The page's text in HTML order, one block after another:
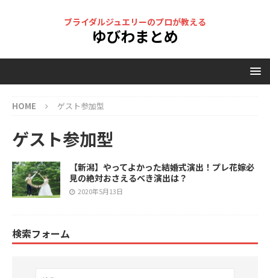
ブライダルジュエリーのプロが教える
ゆびわまとめ
HOME ゲスト参加型
ゲスト参加型
【新潟】やってよかった結婚式演出！プレ花嫁必
見の絶対おさえるべき演出は？
2020年5月13日
検索フォーム